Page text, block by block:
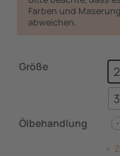
Farben und
abweichen.
Größe
Ölbehandlung